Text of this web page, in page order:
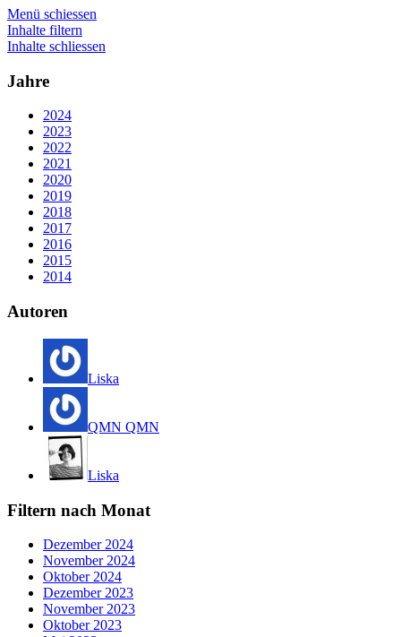
Menü schiessen
Inhalte filtern
Inhalte schliessen
Jahre
2024
2023
2022
2021
2020
2019
2018
2017
2016
2015
2014
Autoren
Liska
QMN QMN
Liska
Filtern nach Monat
Dezember 2024
November 2024
Oktober 2024
Dezember 2023
November 2023
Oktober 2023